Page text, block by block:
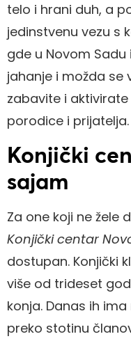
telo i hrani duh, a
jedinstvenu vezu s
gde u Novom
jahanje i možda se
zabavite i
porodice i prijatelja.
Konjički
sajam
Za one koji ne žele
Konjički centar
dostupan. Konjički
više od trideset
konja. Danas ih
preko stotinu